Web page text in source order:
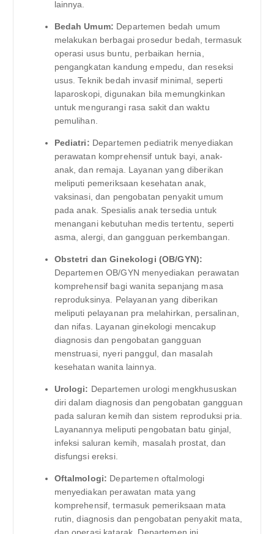
lainnya.
Bedah Umum: Departemen bedah umum
melakukan berbagai prosedur bedah, termasuk
operasi usus buntu, perbaikan hernia,
pengangkatan kandung empedu, dan reseksi
usus. Teknik bedah invasif minimal, seperti
laparoskopi, digunakan bila memungkinkan
untuk mengurangi rasa sakit dan waktu
pemulihan.
Pediatri: Departemen pediatrik menyediakan
perawatan komprehensif untuk bayi, anak-
anak, dan remaja. Layanan yang diberikan
meliputi pemeriksaan kesehatan anak,
vaksinasi, dan pengobatan penyakit umum
pada anak. Spesialis anak tersedia untuk
menangani kebutuhan medis tertentu, seperti
asma, alergi, dan gangguan perkembangan.
Obstetri dan Ginekologi (OB/GYN):
Departemen OB/GYN menyediakan perawatan
komprehensif bagi wanita sepanjang masa
reproduksinya. Pelayanan yang diberikan
meliputi pelayanan pra melahirkan, persalinan,
dan nifas. Layanan ginekologi mencakup
diagnosis dan pengobatan gangguan
menstruasi, nyeri panggul, dan masalah
kesehatan wanita lainnya.
Urologi: Departemen urologi mengkhususkan
diri dalam diagnosis dan pengobatan gangguan
pada saluran kemih dan sistem reproduksi pria.
Layanannya meliputi pengobatan batu ginjal,
infeksi saluran kemih, masalah prostat, dan
disfungsi ereksi.
Oftalmologi: Departemen oftalmologi
menyediakan perawatan mata yang
komprehensif, termasuk pemeriksaan mata
rutin, diagnosis dan pengobatan penyakit mata,